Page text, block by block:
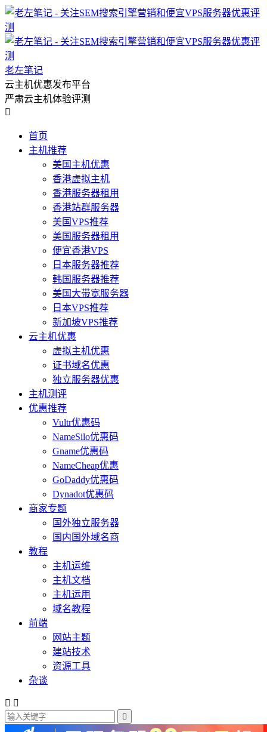
老左笔记
云主机优惠发布平台
严肃云主机体验评测

首页
主机推荐
美国主机优惠
香港虚拟主机
香港服务器租用
香港站群服务器
美国VPS推荐
美国服务器租用
便宜香港VPS
日本服务器推荐
韩国服务器推荐
美国大带宽服务器
日本VPS推荐
新加坡VPS推荐
云主机优惠
虚拟主机优惠
证书域名优惠
独立服务器优惠
主机测评
优惠推荐
Vultr优惠码
NameSilo优惠码
Gname优惠码
NameCheap优惠
GoDaddy优惠码
Dynadot优惠码
商家专题
国外独立服务器
国内国外域名商
教程
主机运维
主机文档
主机运用
域名教程
前端
网站主题
建站技术
资源工具
杂谈
 
